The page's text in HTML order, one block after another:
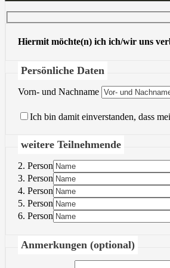
Hiermit möchte(n) ich ich/wir uns
Persönliche Daten
Vorn- und Nachname
Ich bin damit einverstanden, dass
weitere Teilnehmende
2. Person
3. Person
4. Person
5. Person
6. Person
Anmerkungen (optional)